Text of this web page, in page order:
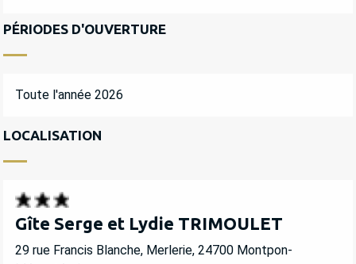
PÉRIODES D'OUVERTURE
Toute l'année 2026
LOCALISATION
Gîte Serge et Lydie TRIMOULET
29 rue Francis Blanche, Merlerie, 24700 Montpon-